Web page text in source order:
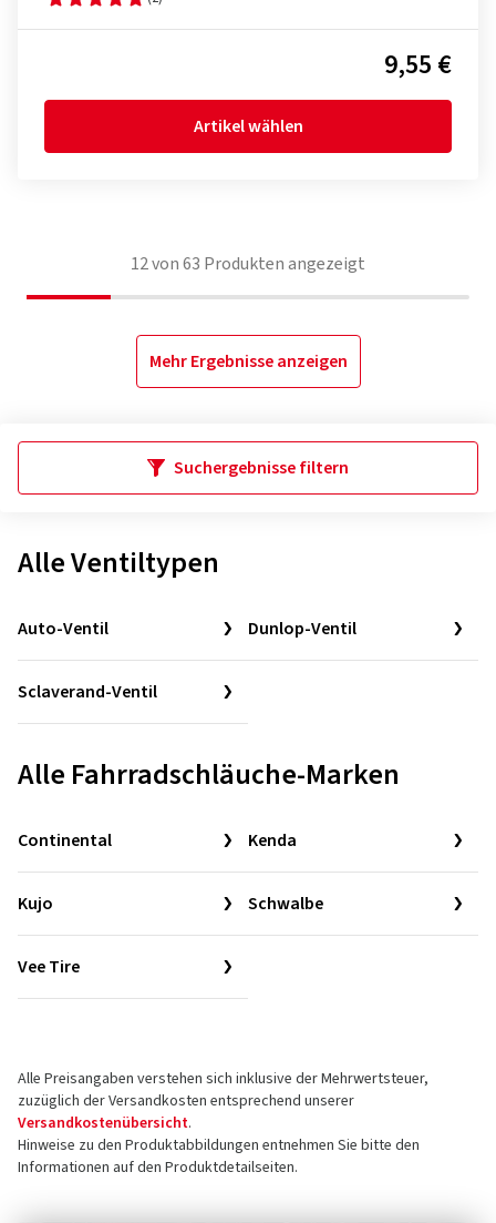
9,55 €
Artikel wählen
12von63 Produkten angezeigt
Mehr Ergebnisse anzeigen
Suchergebnisse filtern
Alle Ventiltypen
Auto-Ventil Dunlop-Ventil
Sclaverand-Ventil
Alle Fahrradschläuche-Marken
Continental Kenda
Kujo Schwalbe
Vee Tire
Alle Preisangaben verstehen sich inklusive der Mehrwertsteuer,
zuzüglich der Versandkosten entsprechend unserer
Versandkostenübersicht.
Hinweise zu den Produktabbildungen entnehmen Sie bitte den
Informationen auf den Produktdetailseiten.